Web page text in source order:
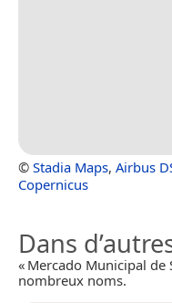
© Stadia Maps, Airbus
Copernicus
Dans
« Mercado Municipal de
nombreux noms.